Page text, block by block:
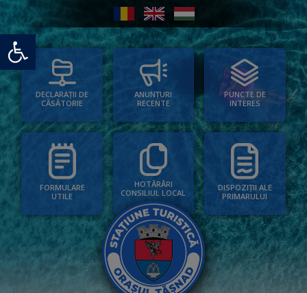
Deschide bara de unelte
DECLARAȚII DE
CĂSĂTORIE
ANUNȚURI
RECENTE
PUNCTE DE
INTERES
FORMULARE
UTILE
HOTĂRÂRI
CONSILIUL LOCAL
DISPOZIȚII ALE
PRIMARULUI